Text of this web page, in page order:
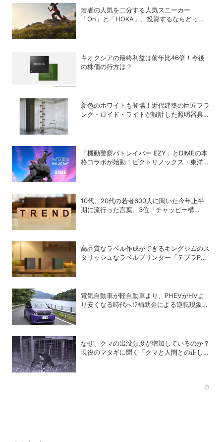
若者の人気を二分する人気スニーカー
「On」と「HOKA」、投資するならどっ
キオクシアの最終利益は前年比46倍！今後
の株価の行方は？
新色のホワイトも登場！近代建築の巨匠フラ
ンク・ロイド・ライトが設計した照明器具の
「機動警察パトレイバー EZY」とDIMEの本
格コラボが始動！ビクトリノックス・東洋ス
10代、20代の若者600人に聞いた今年上半
期に流行った言葉、3位「チャッピー構
高品質なラベル作成ができるキングジムのス
タリッシュなラベルプリンター「テプラPRO
電気自動車が軽自動車より、PHEVがHVよ
り安くなる時代へ!?補助金による逆転現象に
なぜ、クマの出没頻度が増加しているのか？
現役のマタギに聞く「クマと人間との正しい